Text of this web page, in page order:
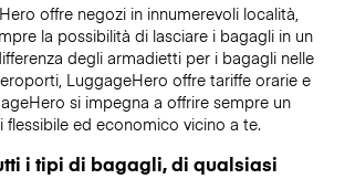
offre negozi in innumerevoli località,
la possibilità di lasciare i bagagli in un
degli armadietti per i bagagli nelle
LuggageHero offre tariffe orarie e
si impegna a offrire sempre un
ed economico vicino a te.
i tipi di bagagli, di qualsiasi